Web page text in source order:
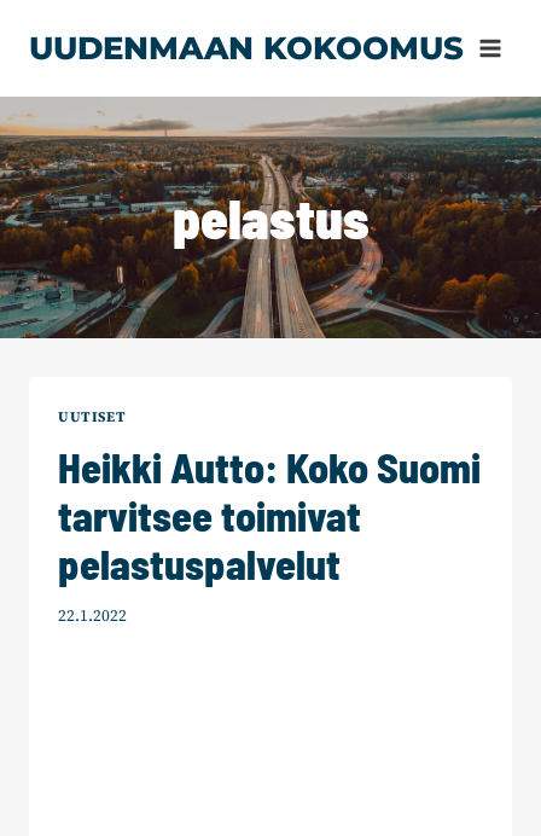
sisältöön
UUDENMAAN KOKOOMUS
pelastus
UUTISET
Heikki Autto: Koko Suomi
tarvitsee toimivat
pelastuspalvelut
22.1.2022